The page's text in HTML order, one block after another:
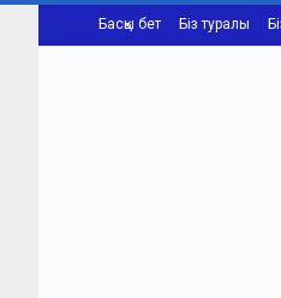
Басқы бет Біз туралы